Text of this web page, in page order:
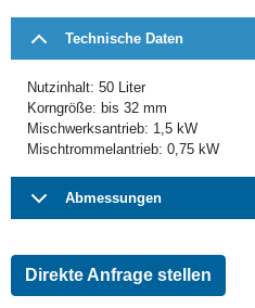
Technische Daten
Nutzinhalt: 50 Liter
Korngröße: bis 32 mm
Mischwerksantrieb: 1,5 kW
Mischtrommelantrieb: 0,75 kW
Abmessungen
Direkte Anfrage stellen